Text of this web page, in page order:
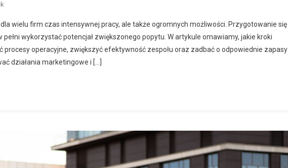
wielu firm czas intensywnej pracy, ale także ogromnych możliwości. Przygotowanie się
wykorzystać potencjał zwiększonego popytu. W artykule omawiamy, jakie kroki
operacyjne, zwiększyć efektywność zespołu oraz zadbać o odpowiednie zapasy
działania marketingowe i […]